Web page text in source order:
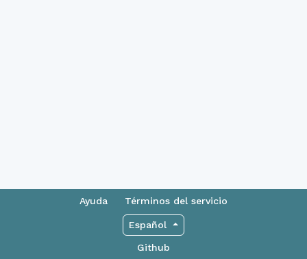
Ayuda Términos del servicio
Español
Github